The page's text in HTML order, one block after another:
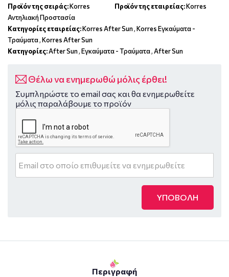
Προϊόν της σειράς:Korres
Αντηλιακή Προστασία
Προϊόν της εταιρείας:Korres
Κατηγορίες εταιρείας:Korres After Sun,Korres Εγκαύματα -
Τραύματα,Korres After Sun
Κατηγορίες:After Sun,Εγκαύματα - Τραύματα,After Sun
Θέλω να ενημερωθώ μόλις έρθει!
Συμπληρώστε το email σας και θα ενημερωθείτε
μόλις παραλάβουμε το προϊόν
ΥΠΟΒΟΛΗ
Περιγραφή